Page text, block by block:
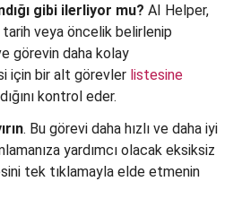
gibi ilerliyor mu? AI Helper,
veya öncelik belirlenip
görevin daha kolay
için bir alt görevler listesine
kontrol eder.
. Bu görevi daha hızlı ve daha iyi
yardımcı olacak eksiksiz
tek tıklamayla elde etmenin